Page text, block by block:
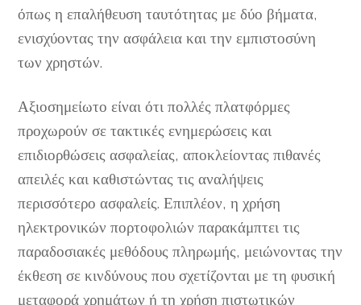
όπως η επαλήθευση ταυτότητας με δύο βήματα,
ενισχύοντας την ασφάλεια και την εμπιστοσύνη
των χρηστών.
Αξιοσημείωτο είναι ότι πολλές πλατφόρμες
προχωρούν σε τακτικές ενημερώσεις και
επιδιορθώσεις ασφαλείας, αποκλείοντας πιθανές
απειλές και καθιστώντας τις αναλήψεις
περισσότερο ασφαλείς. Επιπλέον, η χρήση
ηλεκτρονικών πορτοφολιών παρακάμπτει τις
παραδοσιακές μεθόδους πληρωμής, μειώνοντας την
έκθεση σε κινδύνους που σχετίζονται με τη φυσική
μεταφορά χρημάτων ή τη χρήση πιστωτικών